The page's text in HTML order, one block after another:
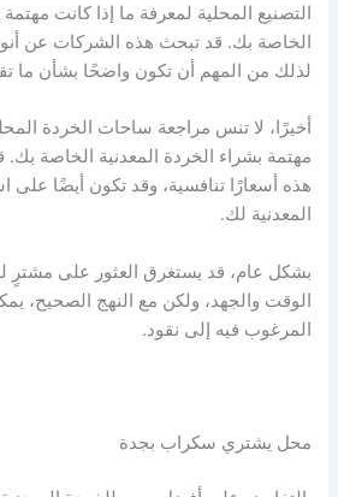
التصنيع المحلية لمعرفة ما إذا كانت
الخاصة بك. قد تبحث هذه الشركات عن
لذلك من المهم أن تكون واضحًا بشأن ما
أخيرًا، لا تنس مراجعة ساحات الخردة
مهتمة بشراء الخردة المعدنية الخاصة
هذه أسعارًا تنافسية، وقد تكون أيضًا على
المعدنية لك.
بشكل عام، قد يستغرق العثور على مشترٍ
الوقت والجهد، ولكن مع النهج الصحيح،
المرغوب فيه إلى نقود.
محل يشتري سكراب بجدة